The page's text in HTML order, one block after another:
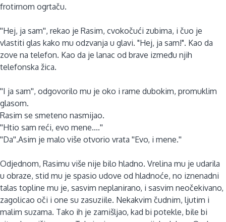
frotirnom ogrtaču.
''Hej, ja sam'', rekao je Rasim, cvokočući zubima, i čuo je
vlastiti glas kako mu odzvanja u glavi. "Hej, ja sam!". Kao da
zove na telefon. Kao da je lanac od brave između njih
telefonska žica.
''I ja sam'', odgovorilo mu je oko i rame dubokim, promuklim
glasom.
Rasim se smeteno nasmijao.
''Htio sam reći, evo mene....''
''Da''.Asim je malo više otvorio vrata ''Evo, i mene.''
Odjednom, Rasimu više nije bilo hladno. Vrelina mu je udarila
u obraze, stid mu je spasio udove od hladnoće, no iznenadni
talas topline mu je, sasvim neplanirano, i sasvim neočekivano,
zagolicao oči i one su zasuziile. Nekakvim čudnim, ljutim i
malim suzama. Tako ih je zamišljao, kad bi potekle, bile bi